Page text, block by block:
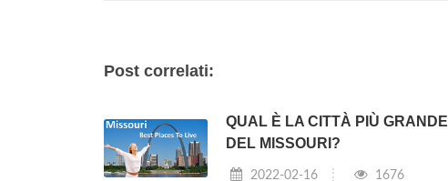
Post correlati:
QUAL È LA CITTÀ PIÙ GRANDE
DEL MISSOURI?
2022-02-16 1676